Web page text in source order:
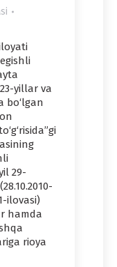
yillar va
bo‘lgan
29-
ilovasi)
hamda
rioya